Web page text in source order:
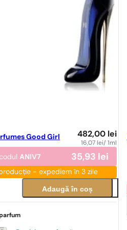
Good Girl 482,00 lei
16,07 lei/ 1ml
ANIV7 35,93 lei
- expediem în 3 zile
Adaugă în coș